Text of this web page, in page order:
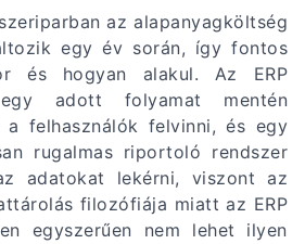
az alapanyagköltség
egy év során, így fontos
és hogyan alakul. Az ERP
adott folyamat mentén
a felhasználók felvinni, és egy
rugalmas riportoló rendszer
adatokat lekérni, viszont az
filozófiája miatt az ERP
egyszerűen nem lehet ilyen